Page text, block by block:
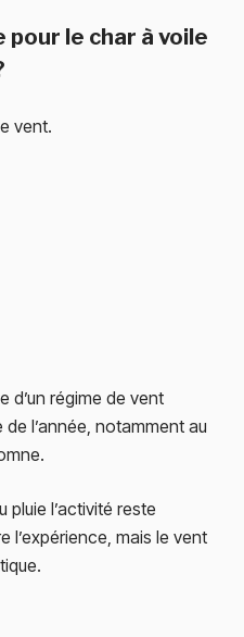
le char à voile
vent.
d’un régime de vent
l’année, notamment au
l’activité reste
l’expérience, mais le vent